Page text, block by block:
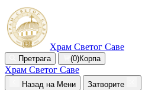
Храм Светог Саве
Претрага (0)Корпа
Храм Светог Саве
Назад на Мени Затворите